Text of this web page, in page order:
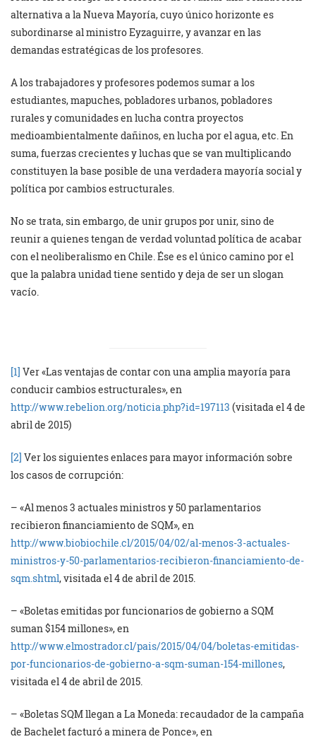
alternativa a la Nueva Mayoría, cuyo único horizonte es
subordinarse al ministro Eyzaguirre, y avanzar en las
demandas estratégicas de los profesores.
A los trabajadores y profesores podemos sumar a los
estudiantes, mapuches, pobladores urbanos, pobladores
rurales y comunidades en lucha contra proyectos
medioambientalmente dañinos, en lucha por el agua, etc. En
suma, fuerzas crecientes y luchas que se van multiplicando
constituyen la base posible de una verdadera mayoría social y
política por cambios estructurales.
No se trata, sin embargo, de unir grupos por unir, sino de
reunir a quienes tengan de verdad voluntad política de acabar
con el neoliberalismo en Chile. Ése es el único camino por el
que la palabra unidad tiene sentido y deja de ser un slogan
vacío.
[1] Ver «Las ventajas de contar con una amplia mayoría para
conducir cambios estructurales», en
http://www.rebelion.org/noticia.php?id=197113 (visitada el 4 de
abril de 2015)
[2] Ver los siguientes enlaces para mayor información sobre
los casos de corrupción:
– «Al menos 3 actuales ministros y 50 parlamentarios
recibieron financiamiento de SQM», en
http://www.biobiochile.cl/2015/04/02/al-menos-3-actuales-
ministros-y-50-parlamentarios-recibieron-financiamiento-de-
sqm.shtml, visitada el 4 de abril de 2015.
– «Boletas emitidas por funcionarios de gobierno a SQM
suman $154 millones», en
http://www.elmostrador.cl/pais/2015/04/04/boletas-emitidas-
por-funcionarios-de-gobierno-a-sqm-suman-154-millones,
visitada el 4 de abril de 2015.
– «Boletas SQM llegan a La Moneda: recaudador de la campaña
de Bachelet facturó a minera de Ponce», en